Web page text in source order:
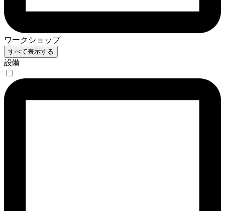
ワークショップ
すべて表示する
設備